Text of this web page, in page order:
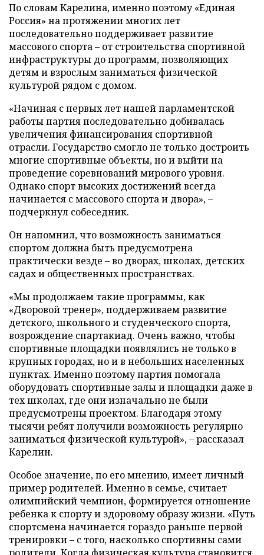
По словам Карелина, именно поэтому «Единая
Россия» на протяжении многих лет
последовательно поддерживает развитие
массового спорта – от строительства спортивной
инфраструктуры до программ, позволяющих
детям и взрослым заниматься физической
культурой рядом с домом.
«Начиная с первых лет нашей парламентской
работы партия последовательно добивалась
увеличения финансирования спортивной
отрасли. Государство смогло не только достроить
многие спортивные объекты, но и выйти на
проведение соревнований мирового уровня.
Однако спорт высоких достижений всегда
начинается с массового спорта и двора», –
подчеркнул собеседник.
Он напомнил, что возможность заниматься
спортом должна быть предусмотрена
практически везде – во дворах, школах, детских
садах и общественных пространствах.
«Мы продолжаем такие программы, как
«Дворовой тренер», поддерживаем развитие
детского, школьного и студенческого спорта,
возрождение спартакиад. Очень важно, чтобы
спортивные площадки появлялись не только в
крупных городах, но и в небольших населенных
пунктах. Именно поэтому партия помогала
оборудовать спортивные залы и площадки даже в
тех школах, где они изначально не были
предусмотрены проектом. Благодаря этому
тысячи ребят получили возможность регулярно
заниматься физической культурой», – рассказал
Карелин.
Особое значение, по его мнению, имеет личный
пример родителей. Именно в семье, считает
олимпийский чемпион, формируется отношение
ребенка к спорту и здоровому образу жизни. «Путь
спортсмена начинается гораздо раньше первой
тренировки – с того, насколько спортивны сами